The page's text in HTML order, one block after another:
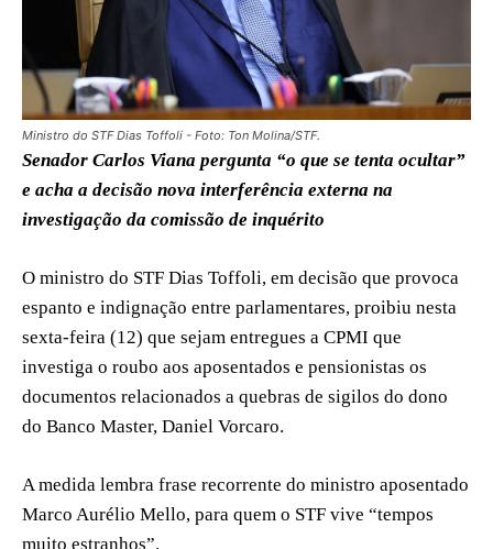
Ministro do STF Dias Toffoli - Foto: Ton Molina/STF.
Senador Carlos Viana pergunta “o que se tenta ocultar”
e acha a decisão nova interferência externa na
investigação da comissão de inquérito
O ministro do STF Dias Toffoli, em decisão que provoca
espanto e indignação entre parlamentares, proibiu nesta
sexta-feira (12) que sejam entregues a CPMI que
investiga o roubo aos aposentados e pensionistas os
documentos relacionados a quebras de sigilos do dono
do Banco Master, Daniel Vorcaro.
A medida lembra frase recorrente do ministro aposentado
Marco Aurélio Mello, para quem o STF vive “tempos
muito estranhos”.